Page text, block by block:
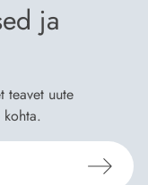
ja
teavet uute
kohta.